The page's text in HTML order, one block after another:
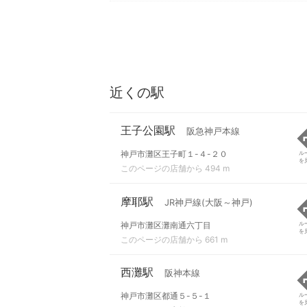
近くの駅
王子公園駅 阪急神戸本線
神戸市灘区王子町１-４-２０
このページの店舗から 494 m
ル
を
摩耶駅 JR神戸線(大阪～神戸)
神戸市灘区灘南通六丁目
このページの店舗から 661 m
ル
を
西灘駅 阪神本線
神戸市灘区都通５-５-１
ル
を